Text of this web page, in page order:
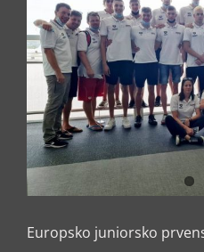
Europsko juniorsko